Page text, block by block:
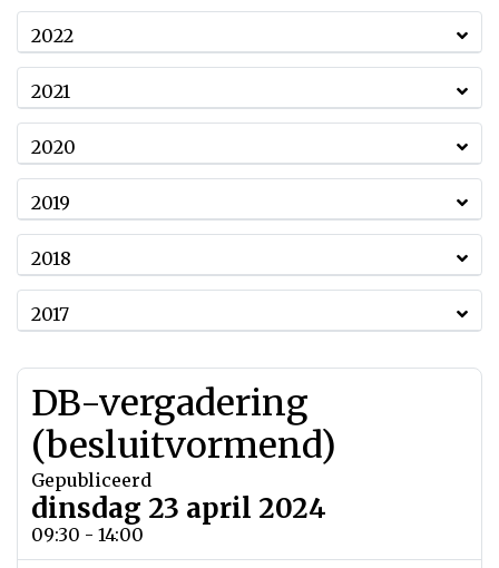
2022
2021
2020
2019
2018
2017
DB-vergadering
(besluitvormend)
Gepubliceerd
dinsdag 23 april 2024
09:30 - 14:00